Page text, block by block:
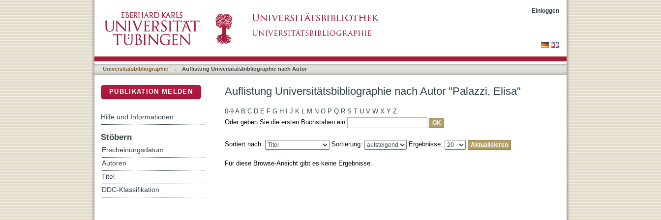
Einloggen
Universitätsbibliographie → Auflistung Universitätsbibliographie nach Autor
Auflistung Universitätsbibliographie nach Autor "Palazzi, Elisa"
0-9 A B C D E F G H J K L M N O P Q R S T U V W X Y Z
Oder geben Sie die ersten Buchstaben ein:
Sortiert nach: Sortierung: Ergebnisse:
Für diese Browse-Ansicht gibt es keine Ergebnisse.
PUBLIKATION MELDEN
Hilfe und Informationen
Stöbern
Erscheinungsdatum
Autoren
Titel
DDC-Klassifikation